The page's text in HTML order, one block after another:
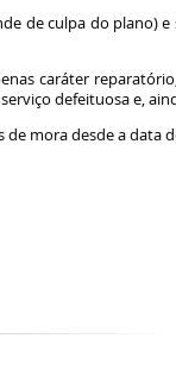
de culpa do
caráter
defeituosa e,
mora desde a